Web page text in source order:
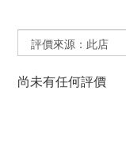
尚未有任何評價